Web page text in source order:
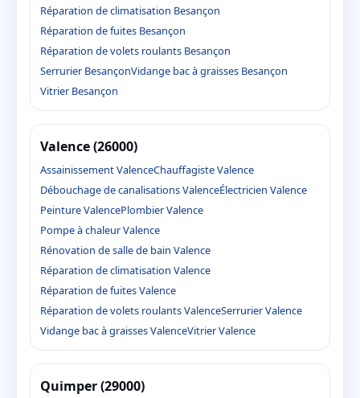
Réparation de climatisation Besançon
Réparation de fuites Besançon
Réparation de volets roulants Besançon
Serrurier BesançonVidange bac à graisses Besançon
Vitrier Besançon
Valence (26000)
Assainissement ValenceChauffagiste Valence
Débouchage de canalisations ValenceÉlectricien Valence
Peinture ValencePlombier Valence
Pompe à chaleur Valence
Rénovation de salle de bain Valence
Réparation de climatisation Valence
Réparation de fuites Valence
Réparation de volets roulants ValenceSerrurier Valence
Vidange bac à graisses ValenceVitrier Valence
Quimper (29000)